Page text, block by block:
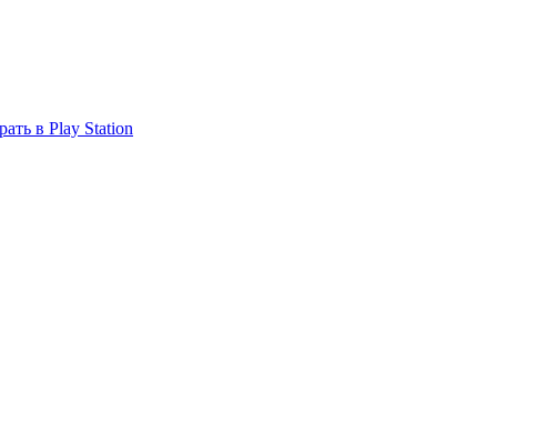
в Play Station